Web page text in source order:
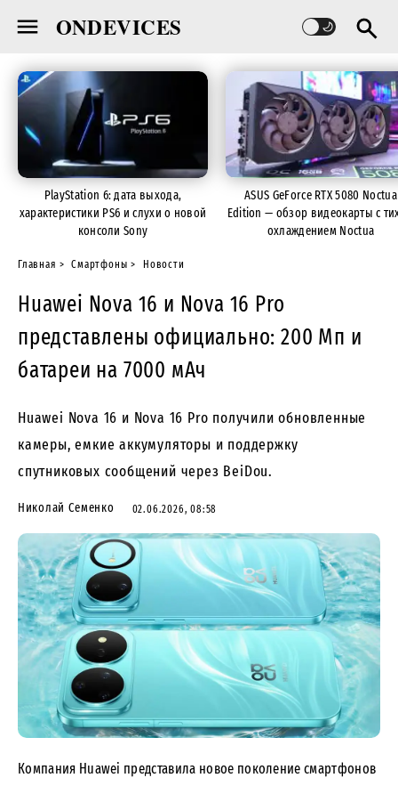
ONDEVICES
PlayStation 6: дата выхода,
характеристики PS6 и слухи о новой
консоли Sony
ASUS GeForce RTX 5080 Noctua
Edition — обзор видеокарты с
охлаждением Noctua
Главная Смартфоны Новости
Huawei Nova 16 и Nova 16 Pro
представлены официально: 200 Мп и
батареи на 7000 мАч
Huawei Nova 16 и Nova 16 Pro получили обновленные
камеры, емкие аккумуляторы и поддержку
спутниковых сообщений через BeiDou.
Николай Семенко 02.06.2026, 08:58
Компания Huawei представила новое поколение смартфонов